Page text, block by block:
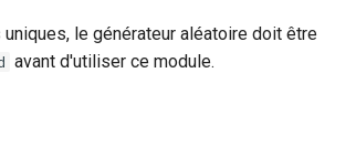
le générateur aléatoire doit être
avant d'utiliser ce module.